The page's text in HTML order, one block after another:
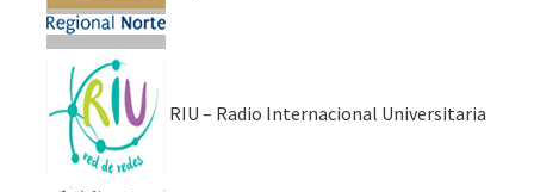
RIU – Radio Internacional Universitaria